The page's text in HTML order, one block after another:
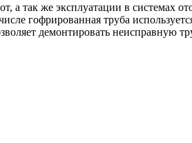
так же эксплуатации в системах
гофрированная труба
демонтировать неисправную